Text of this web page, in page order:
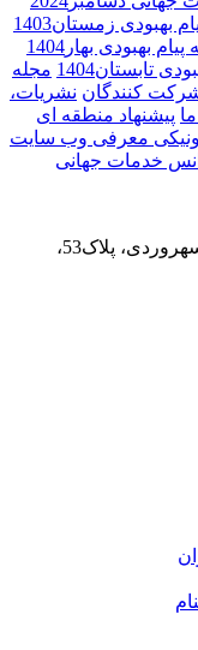
بهبودی زمستان1403
بهبودی بهار1404
تابستان1404
مجله
شرکت کنندگان نشریات،
پیشنهاد منطقه ای
معرفی وب سایت
خدمات جهانی
تهران، خیابان شهید مطهری، بعد از تقاطع سهروردی، پلاک53،